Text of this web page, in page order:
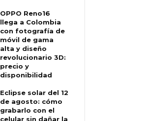
OPPO Reno16
llega a Colombia
con fotografía de
móvil de gama
alta y diseño
revolucionario 3D:
precio y
disponibilidad
Eclipse solar del 12
de agosto: cómo
grabarlo con el
celular sin dañar la